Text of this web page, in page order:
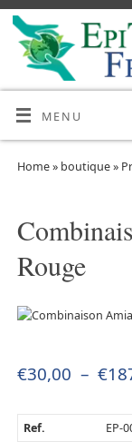
MENU
Home» boutique»
Rouge
€30,00 – €
Ref.
EP-